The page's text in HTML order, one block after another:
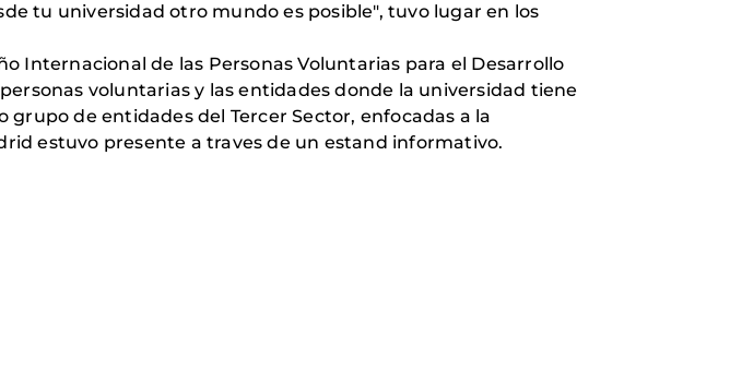
tu universidad otro mundo es posible", tuvo lugar en los
Internacional de las Personas Voluntarias para el Desarrollo
voluntarias y las entidades donde la universidad tiene
de entidades del Tercer Sector, enfocadas a la
estuvo presente a traves de un estand informativo.